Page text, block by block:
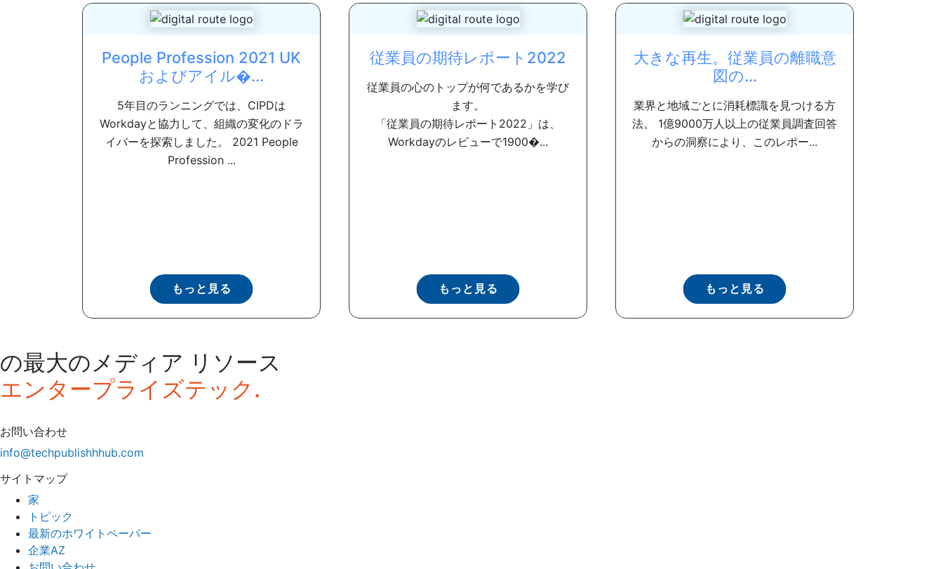
People Profession 2021 UK
およびアイル�...
5年目のランニングでは、CIPDは
Workdayと協力して、組織の変化のドラ
イバーを探索しました。 2021 People
Profession ...
もっと見る
従業員の期待レポート2022
従業員の心のトップが何であるかを学び
ます。
「従業員の期待レポート2022」は、
Workdayのレビューで1900�...
もっと見る
大きな再生。従業員の離職意
図の...
業界と地域ごとに消耗標識を見つける方
法。 1億9000万人以上の従業員調査回答
からの洞察により、このレポー...
もっと見る
の最大のメディア リソース
エンタープライズテック.
お問い合わせ
info@techpublishhhub.com
サイトマップ
家
トピック
最新のホワイトペーパー
企業AZ